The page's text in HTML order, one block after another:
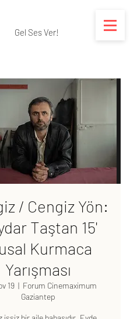
Gel Ses Ver!
/ Cengiz Yön:
Taştan 15'
Kurmaca
Yarışması
19
  |
Forum Cinemaximum
Gaziantep